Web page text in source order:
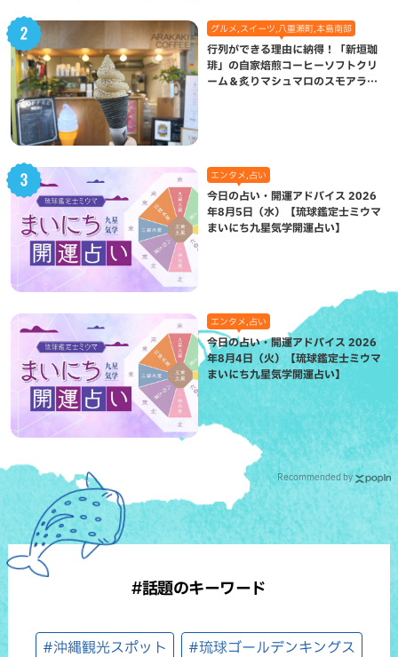
グルメ,スイーツ,八重瀬町,本島南部
行列ができる理由に納得！「新垣珈
琲」の自家焙煎コーヒーソフトクリ
ーム＆炙りマシュマロのスモアラテ
エンタメ,占い
今日の占い・開運アドバイス 2026
年8月5日（水）【琉球鑑定士ミウマ
まいにち九星気学開運占い】
エンタメ,占い
今日の占い・開運アドバイス 2026
年8月4日（火）【琉球鑑定士ミウマ
まいにち九星気学開運占い】
Recommended by
#話題のキーワード
#沖縄観光スポット #琉球ゴールデンキングス